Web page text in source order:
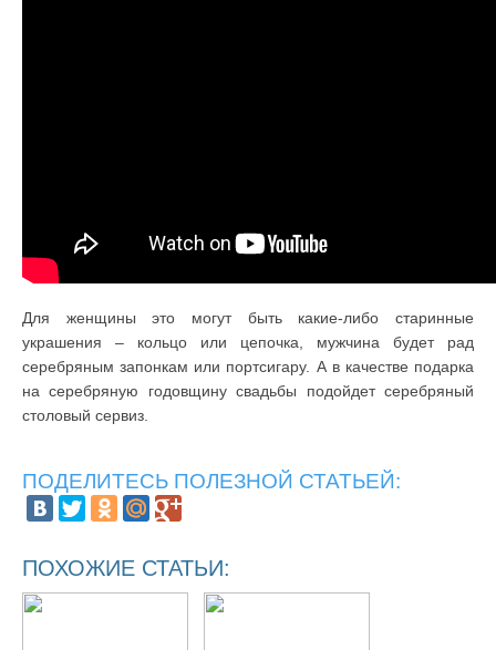
Для женщины это могут быть какие-либо старинные
украшения – кольцо или цепочка, мужчина будет рад
серебряным запонкам или портсигару. А в качестве подарка
на серебряную годовщину свадьбы подойдет серебряный
столовый сервиз.
ПОДЕЛИТЕСЬ ПОЛЕЗНОЙ СТАТЬЕЙ:
ПОХОЖИЕ СТАТЬИ: